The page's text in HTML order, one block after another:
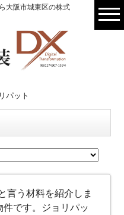
大阪市城東区の株式
パット
言う材料を紹介しま
です。ジョリパッ